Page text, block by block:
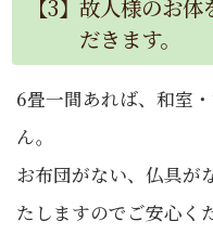
【3】故人様のお
だきます。
6畳一間あれば、和室
ん。
お布団がない、仏具が
たしますのでご安心く